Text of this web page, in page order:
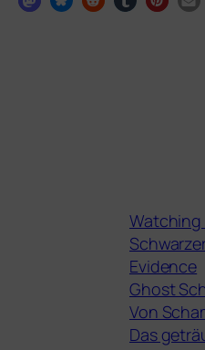
Watching
Evidence
Ghost
Von
Das